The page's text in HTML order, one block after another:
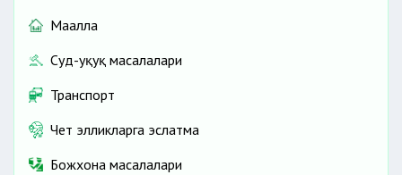
Маҳалла
Суд-ҳуқуқ масалалари
Транспорт
Чет элликларга эслатма
Божхона масалалари